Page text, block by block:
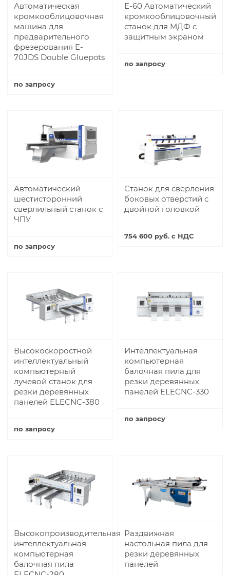
Автоматическая
кромкооблицовочная
машина для
предварительного
фрезерования E-
70JDS Double Gluepots
по запросу
E-60 Автоматический
кромкооблицовочный
станок для МДФ с
защитным экраном
по запросу
Автоматический
шестисторонний
сверлильный станок с
ЧПУ
по запросу
Станок для сверления
боковых отверстий с
двойной головкой
754 600 руб. с НДС
Высокоскоростной
интеллектуальный
компьютерный
лучевой станок для
резки деревянных
панелей ELECNC-380
по запросу
Интеллектуальная
компьютерная
балочная пила для
резки деревянных
панелей ELECNC-330
по запросу
Высокопроизводительная
интеллектуальная
компьютерная
балочная пила
Раздвижная
настольная пила для
резки деревянных
панелей